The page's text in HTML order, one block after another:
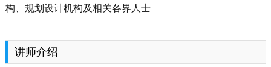
构、规划设计机构及相关各界人士
讲师介绍